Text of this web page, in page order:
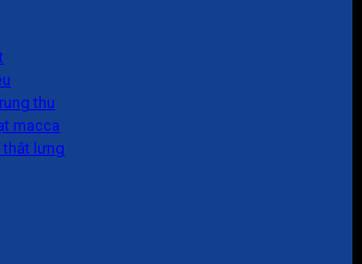
thu
macca
thắt lưng